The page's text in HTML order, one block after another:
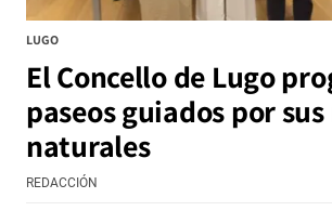
LUGO
El Concello de Lugo
paseos guiados por
naturales
REDACCIÓN